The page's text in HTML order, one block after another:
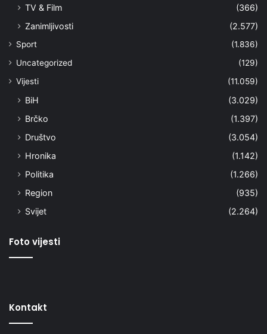
TV & Film
(366)
Zanimljivosti
(2.577)
Sport
(1.836)
Uncategorized
(129)
Vijesti
(11.059)
BiH
(3.029)
Brčko
(1.397)
Društvo
(3.054)
Hronika
(1.142)
Politika
(1.266)
Region
(935)
Svijet
(2.264)
Foto vijesti
Kontakt